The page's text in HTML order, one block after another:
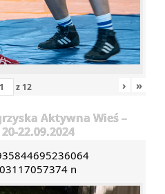
z 12 › »
Aktywna Wieś –
22.09.2024
n